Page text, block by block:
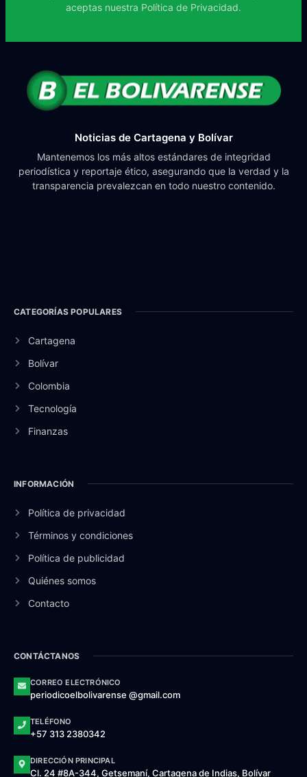
aceptas nuestra Política de Privacidad.
Noticias de Cartagena y Bolívar
Mantenemos los más altos estándares de integridad
periodística y reportaje ético, asegurando que la verdad y la
transparencia prevalezcan en todo nuestro contenido.
CATEGORÍAS POPULARES
Cartagena
Bolívar
Colombia
Tecnología
Finanzas
INFORMACIÓN
Política de privacidad
Términos y condiciones
Política de publicidad
Quiénes somos
Contacto
CONTÁCTANOS
CORREO ELECTRÓNICO
periodicoelbolivarense @gmail.com
TELÉFONO
+57 313 2380342
DIRECCIÓN PRINCIPAL
Cl. 24 #8A-344, Getsemaní, Cartagena de Indias, Bolívar